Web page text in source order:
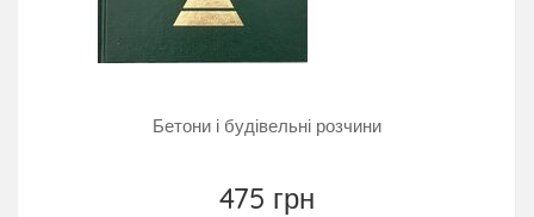
Бетони і будівельні розчини
475 грн